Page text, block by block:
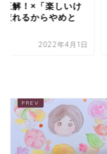
正解！×「楽しいけ
疲れるからやめと
2022年4月1日